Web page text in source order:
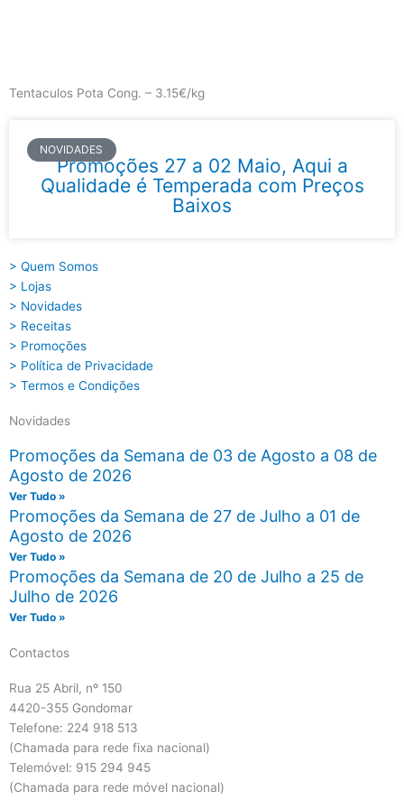
Tentaculos Pota Cong. – 3.15€/kg
NOVIDADES
Promoções 27 a 02 Maio, Aqui a
Qualidade é Temperada com Preços
Baixos
> Quem Somos
> Lojas
> Novidades
> Receitas
> Promoções
> Política de Privacidade
> Termos e Condições
Novidades
Promoções da Semana de 03 de Agosto a 08 de
Agosto de 2026
Ver Tudo »
Promoções da Semana de 27 de Julho a 01 de
Agosto de 2026
Ver Tudo »
Promoções da Semana de 20 de Julho a 25 de
Julho de 2026
Ver Tudo »
Contactos
Rua 25 Abril, nº 150
4420-355 Gondomar
Telefone: 224 918 513
(Chamada para rede fixa nacional)
Telemóvel: 915 294 945
(Chamada para rede móvel nacional)